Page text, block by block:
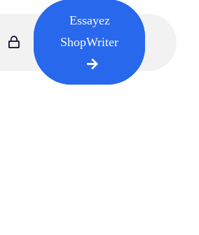
Essayez
ShopWriter